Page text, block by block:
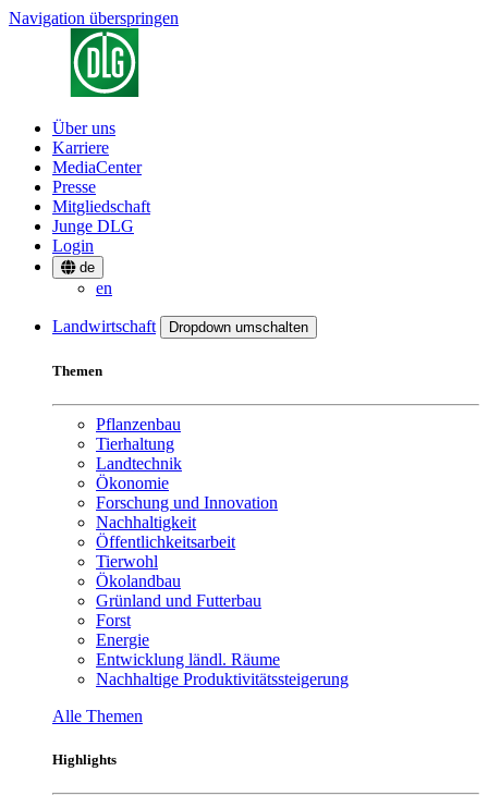
Navigation überspringen
Über uns
Karriere
MediaCenter
Presse
Mitgliedschaft
Junge DLG
Login
de
en
Landwirtschaft Dropdown umschalten
Themen
Pflanzenbau
Tierhaltung
Landtechnik
Ökonomie
Forschung und Innovation
Nachhaltigkeit
Öffentlichkeitsarbeit
Tierwohl
Ökolandbau
Grünland und Futterbau
Forst
Energie
Entwicklung ländl. Räume
Nachhaltige Produktivitätssteigerung
Alle Themen
Highlights